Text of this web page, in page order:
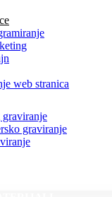
web stranica
graviranje
graviranje